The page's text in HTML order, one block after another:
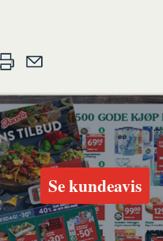
ut en
venn
Se kundeavis